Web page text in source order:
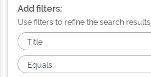
Add filters:
Use filters to refine the search results.